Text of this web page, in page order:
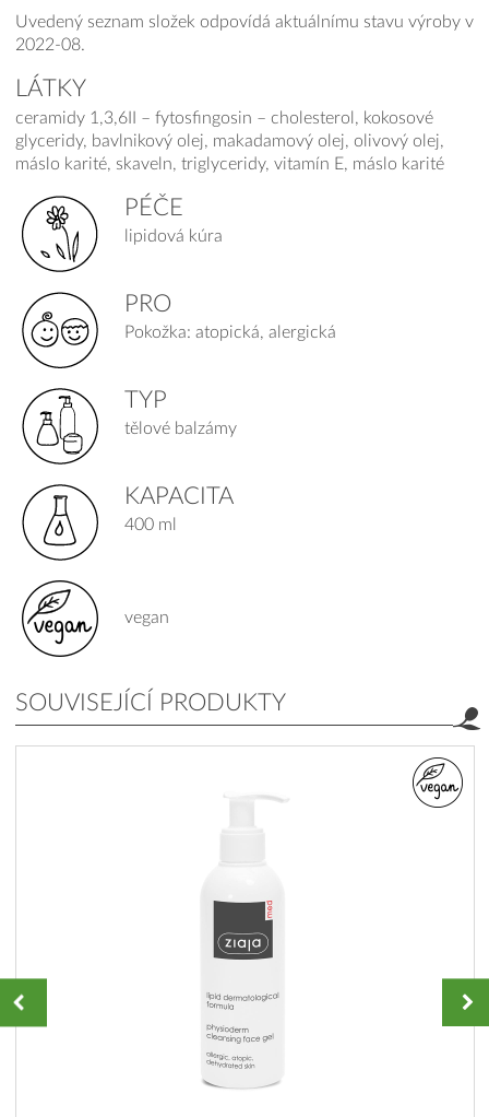
Uvedený seznam složek odpovídá aktuálnímu stavu výroby v
2022-08.
LÁTKY
ceramidy 1,3,6II – fytosfingosin – cholesterol, kokosové
glyceridy, bavlnikový olej, makadamový olej, olivový olej,
máslo karité, skaveln, triglyceridy, vitamín E, máslo karité
PÉČE
lipidová kúra
PRO
Pokožka: atopická, alergická
TYP
tělové balzámy
KAPACITA
400 ml
vegan
SOUVISEJÍCÍ PRODUKTY